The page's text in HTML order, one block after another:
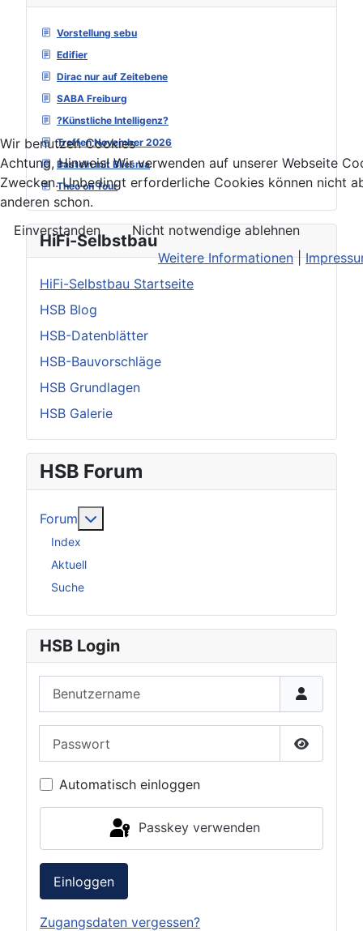
Vorstellung sebu
Edifier
Dirac nur auf Zeitebene
SABA Freiburg
?Künstliche Intelligenz?
Treffen November 2026
Basteln mit Bliesma
Theo on Tour
HiFi-Selbstbau
HiFi-Selbstbau Startseite
HSB Blog
HSB-Datenblätter
HSB-Bauvorschläge
HSB Grundlagen
HSB Galerie
HSB Forum
Forum
Index
Aktuell
Suche
HSB Login
Passwort
Automatisch einloggen
Passkey verwenden
Einloggen
Zugangsdaten vergessen?
Wir benutzen Cookies
Achtung, Hinweis! Wir verwenden auf unserer Webseite
Zwecken. Unbedingt erforderliche Cookies können nicht
anderen schon.
Einverstanden
Nicht notwendige ablehnen
Weitere Informationen|